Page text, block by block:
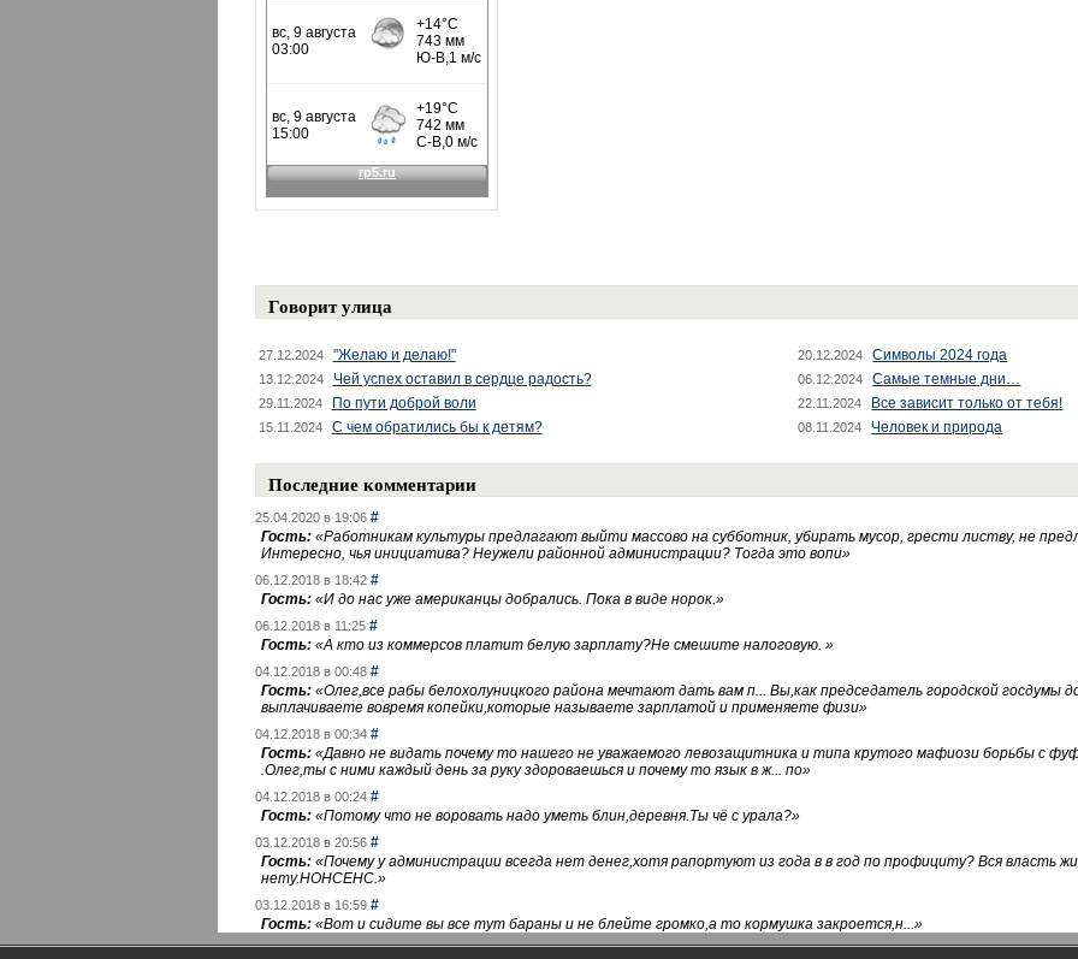
Говорит улица
27.12.2024 "Желаю и делаю!" 20.12.2024 Символы 2024 года
13.12.2024 Чей успех оставил в сердце радость? 06.12.2024 Самые темные дни…
29.11.2024 По пути доброй воли 22.11.2024 Все зависит только от тебя!
15.11.2024 С чем обратились бы к детям? 08.11.2024 Человек и природа
Последние комментарии
25.04.2020 в 19:06 #
Гость: «Работникам культуры предлагают выйти массово на субботник, убирать мусор, грести листву, не
Интересно, чья инициатива? Неужели районной администрации? Тогда это вопи»
06.12.2018 в 18:42 #
Гость: «И до нас уже американцы добрались. Пока в виде норок.»
06.12.2018 в 11:25 #
Гость: «А кто из коммерсов платит белую зарплату?Не смешите налоговую. »
04.12.2018 в 00:48 #
Гость: «Олег,все рабы белохолуницкого района мечтают дать вам п... Вы,как председатель городской госдумы
выплачиваете вовремя копейки,которые называете зарплатой и применяете физи»
04.12.2018 в 00:34 #
Гость: «Давно не видать почему то нашего не уважаемого левозащитника и типа крутого мафиози борьбы с
.Олег,ты с ними каждый день за руку здороваешься и почему то язык в ж... по»
04.12.2018 в 00:24 #
Гость: «Потому что не воровать надо уметь блин,деревня.Ты чё с урала?»
03.12.2018 в 20:56 #
Гость: «Почему у администрации всегда нет денег,хотя рапортуют из года в в год по профициту? Вся власть
нету.НОНСЕНС.»
03.12.2018 в 16:59 #
Гость: «Вот и сидите вы все тут бараны и не блейте громко,а то кормушка закроется,н...»